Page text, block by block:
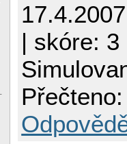
| skóre: 3